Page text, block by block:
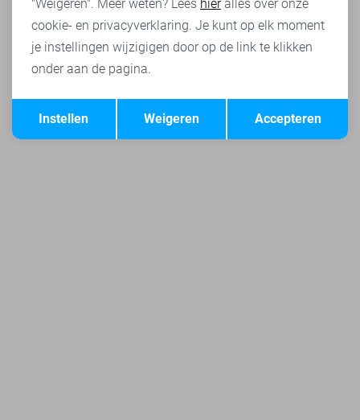
Terug Opslaan
"Weigeren". Meer weten? Lees hieralles over onze
cookie- en privacyverklaring. Je kunt op elk moment
je instellingen wijzigigen door op de link te klikken
onder aan de pagina.
Accepteren
Weigeren
Instellen